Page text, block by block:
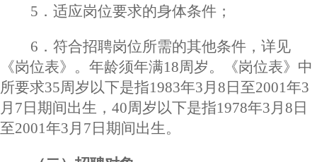
5．适应岗位要求的身体条件；
6．符合招聘岗位所需的其他条件，详见
《岗位表》。年龄须年满18周岁。《岗位表》中
所要求35周岁以下是指1983年3月8日至2001年3
月7日期间出生，40周岁以下是指1978年3月8日
至2001年3月7日期间出生。